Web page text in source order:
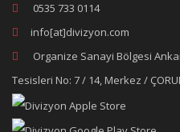
0535 733 0114
info[at]divizyon.com
Organize Sanayi Bölgesi
Tesisleri No: 7 / 14, Merkez /